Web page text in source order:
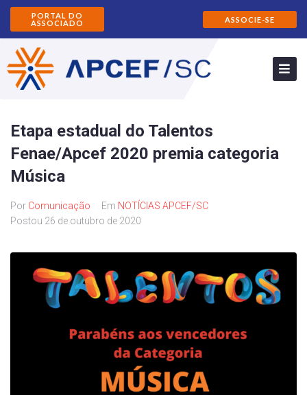
PORTAL DO
ASSOCIADO
ASSOCIE-SE
Etapa estadual do Talentos
Fenae/Apcef 2020 premia categoria
Música
Por Comunicação Em NOTÍCIAS APCEF/SC
Postou 26 de outubro de 2020